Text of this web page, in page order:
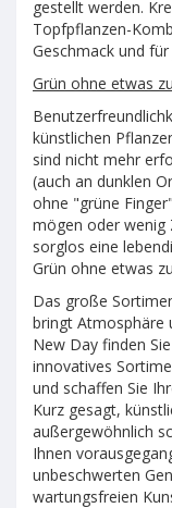
gestellt werden.
Topfpflanzen-
Geschmack und
Grün ohne etwas
künstlichen
sind nicht mehr
(auch an dunklen
ohne "grüne
mögen oder wenig
sorglos eine
Grün ohne etwas
Das große
bringt Atmosphäre
New Day finden
innovatives
und schaffen Sie
Kurz gesagt,
außergewöhnlich
Ihnen
unbeschwerten
wartungsfreien